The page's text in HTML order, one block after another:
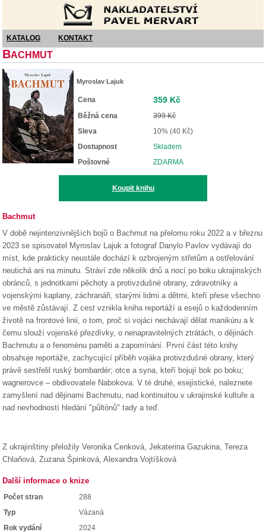
KATALOG KONTAKT
BACHMUT
Myroslav Lajuk
Cena 359 Kč
Běžná cena
399 Kč
Sleva
10% (40 Kč)
Dostupnost
Skladem
Poštovné
ZDARMA
Koupit knihu
Bachmut
V době nejintenzivnějších bojů o Bachmut na přelomu roku 2022 a v březnu
2023 se spisovatel Myroslav Lajuk a fotograf Danylo Pavlov vydávají do
míst, kde prakticky neustále dochází k ozbrojeným střetům a ostřelování
neutichá ani na minutu. Stráví zde několik dnů a nocí po boku ukrajinských
obránců, s jednotkami pěchoty a protivzdušné obrany, zdravotníky a
vojenskými kaplany, záchranáři, starými lidmi a dětmi, kteří přese všechno
ve městě zůstávají. Z cest vznikla kniha reportáží a esejů o každodenním
životě na frontové linii, o tom, proč si vojáci nechávají dělat manikúru a k
čemu slouží vojenské přezdívky, o nenapravitelných ztrátách, o dějinách
Bachmutu a o fenoménu paměti a zapomínání. První část této knihy
obsahuje reportáže, zachycující příběh vojáka protivzdušné obrany, který
právě sestřelil ruský bombardér; otce a syna, kteří bojují bok po boku;
wagnerovce – obdivovatele Nabokova. V té druhé, esejistické, naleznete
zamyšlení nad dějinami Bachmutu, nad kontinuitou v ukrajinské kultuře a
nad nevhodností hledání "půltónů" tady a teď.
Z ukrajinštiny přeložily Veronika Cenková, Jekaterina Gazukina, Tereza
Chlaňová, Zuzana Špinková, Alexandra Vojtíšková
Další informace o knize
Počet stran
288
Typ
Vázaná
Rok vydání
2024